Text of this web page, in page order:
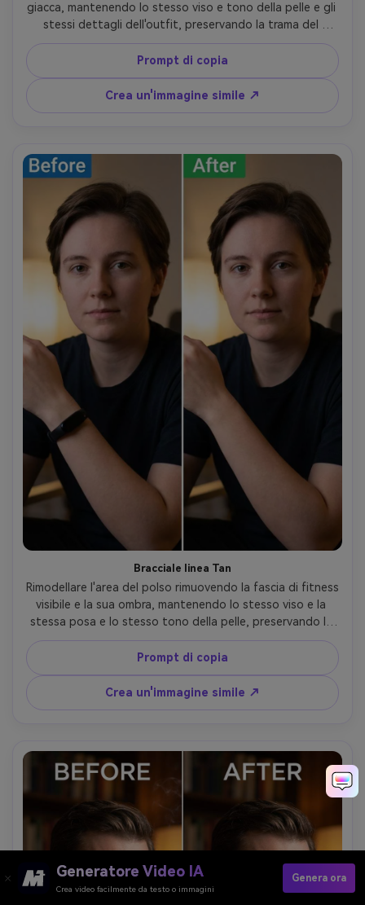
giacca, mantenendo lo stesso viso e tono della pelle e gli
stessi dettagli dell'outfit, preservando la trama del
tessuto della giacca e i punti salienti in modo che non
sembri patched- -ar 4:5
Prompt di copia
Crea un'immagine simile ↗
Bracciale linea Tan
Rimodellare l'area del polso rimuovendo la fascia di fitness
visibile e la sua ombra, mantenendo lo stesso viso e la
stessa posa e lo stesso tono della pelle, preservando la
texture naturale del braccio e l'illuminazione in modo che il
polso sembri coerente-AR 4:5
Prompt di copia
Crea un'immagine simile ↗
Generatore Video IA
Crea video facilmente da testo o immagini
Genera ora